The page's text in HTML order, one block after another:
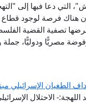
التي دعا فيها إلى
هناك فرصة لوجود قطاع
تصفية القضية
مصريًّا ودوليًّا، جملة
الطغيان
الاحتلال